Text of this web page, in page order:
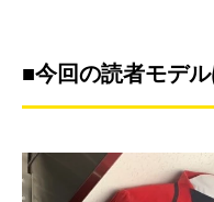
■今回の読者モデル